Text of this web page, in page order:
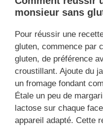
monsieur sans
Pour réussir une
gluten, commence par
gluten, de préférence
croustillant. Ajoute du
un fromage fondant
Étale un peu de
lactose sur chaque
appareil adapté. Cette